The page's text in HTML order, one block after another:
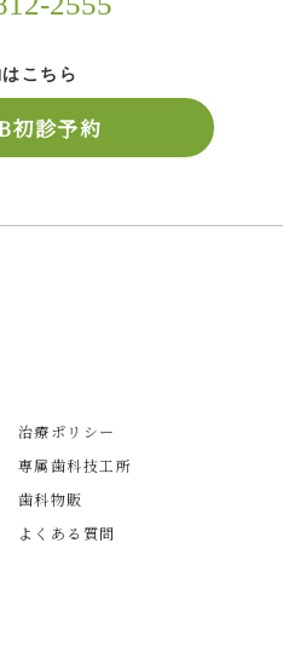
こちら
初診予約
治療ポリシー
専属歯科技工所
歯科物販
よくある質問